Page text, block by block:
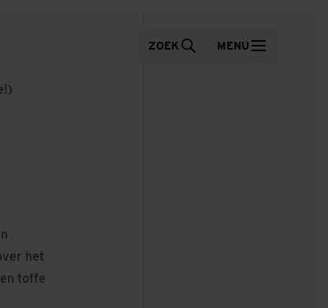
ZOEK MENU
het
toffe